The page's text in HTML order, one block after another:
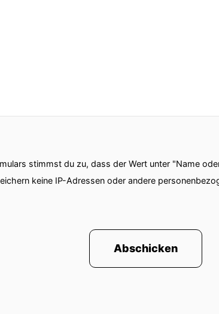
stimmst du zu, dass der Wert unter "Name
keine IP-Adressen oder andere
Abschicken